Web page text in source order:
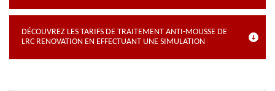
DÉCOUVREZ LES TARIFS DE TRAITEMENT ANTI-MOUSSE DE
LRC RENOVATION EN EFFECTUANT UNE SIMULATION